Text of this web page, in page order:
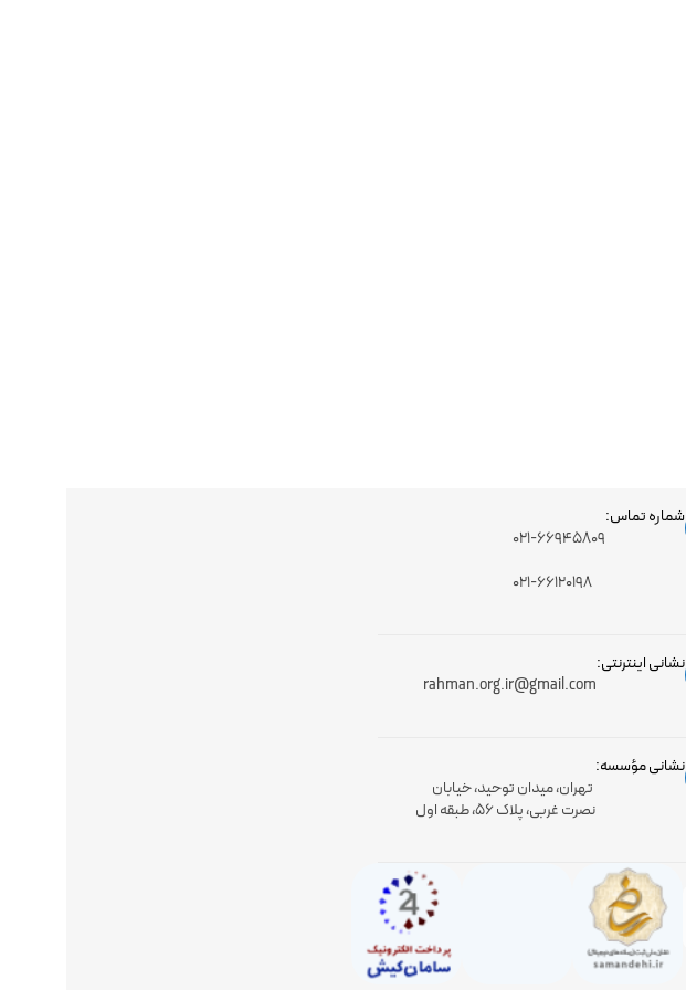
شماره تماس:
۰۲۱-۶۶۹۴۵۸۰۹
۰۲۱-۶۶۱۲۰۱۹۸
نشانی اینترنتی:
rahman.org.ir@gmail.com
نشانی مؤسسه:
تهران، میدان توحید، خیابان
نصرت غربی، پلاک 56، طبقه اول